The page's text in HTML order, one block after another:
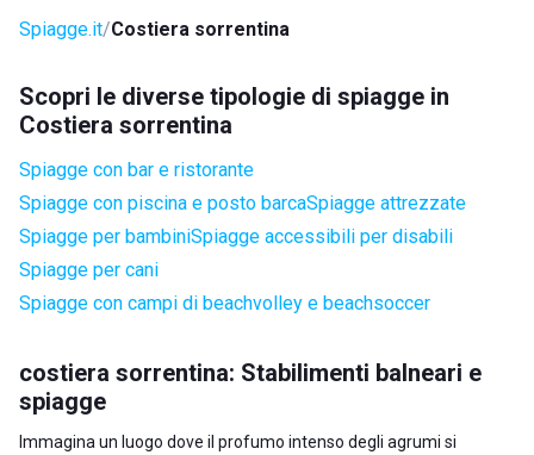
Spiagge.it Costiera sorrentina
Scopri le diverse tipologie di spiagge in
Costiera sorrentina
Spiagge con bar e ristorante
Spiagge con piscina e posto barcaSpiagge attrezzate
Spiagge per bambiniSpiagge accessibili per disabili
Spiagge per cani
Spiagge con campi di beachvolley e beachsoccer
costiera sorrentina: Stabilimenti balneari e
spiagge
Immagina un luogo dove il profumo intenso degli agrumi si